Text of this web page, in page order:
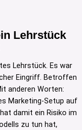
Lehrstück
Lehrstück. Es war
Eingriff. Betroffen
anderen Worten:
Marketing-Setup auf
damit ein Risiko im
zu tun hat,